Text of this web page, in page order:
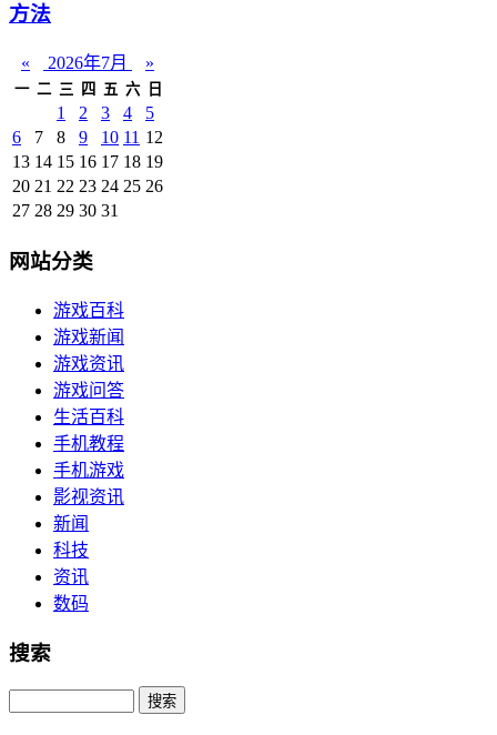
方法
« 2026年7月 »
一 二 三 四 五 六 日
1 2 3 4
5
6
7 8 9 10 11 12
13 14 15 16 17 18 19
20 21 22 23 24 25 26
27 28 29 30 31
网站分类
游戏百科
游戏新闻
游戏资讯
游戏问答
生活百科
手机教程
手机游戏
影视资讯
新闻
科技
资讯
数码
搜索
Search